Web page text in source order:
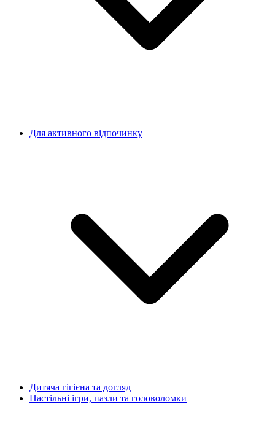
Для активного відпочинку
Дитяча гігієна та догляд
Настільні ігри, пазли та головоломки